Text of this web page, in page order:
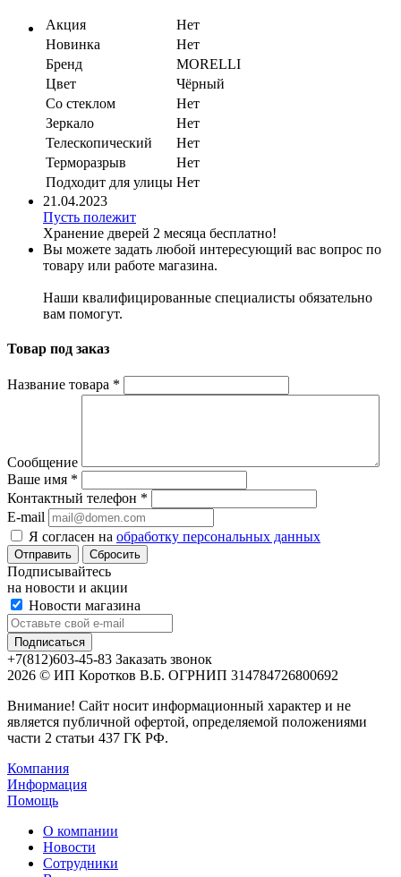
Акция
Нет
Новинка
Нет
Бренд
MORELLI
Цвет
Чёрный
Со стеклом
Нет
Зеркало
Нет
Телескопический
Нет
Терморазрыв
Нет
Подходит для улицы Нет
21.04.2023
Пусть полежит
Хранение дверей 2 месяца бесплатно!
Вы можете задать любой интересующий вас вопрос по
товару или работе магазина.
Наши квалифицированные специалисты обязательно
вам помогут.
Товар под заказ
Название товара *
Сообщение
Ваше имя *
Контактный телефон *
E-mail
Я согласен на обработку персональных данных
Сбросить
Подписывайтесь
на новости и акции
Новости магазина
+7(812)603-45-83 Заказать звонок
2026 © ИП Коротков В.Б. ОГРНИП 314784726800692
Внимание! Сайт носит информационный характер и не
является публичной офертой, определяемой положениями
части 2 статьи 437 ГК РФ.
Компания
Информация
Помощь
О компании
Новости
Сотрудники